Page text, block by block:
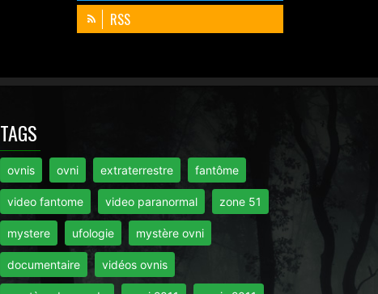
RSS
TAGS
ovnis ovni extraterrestre fantôme
video fantome video paranormal zone 51
mystere ufologie mystère ovni
documentaire vidéos ovnis